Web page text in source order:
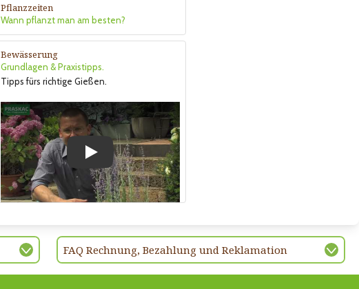
Pflanzzeiten
Wann pflanzt man am besten?
Bewässerung
Grundlagen & Praxistipps.
Tipps fürs richtige Gießen.
Play
FAQ Rechnung, Bezahlung und Reklamation